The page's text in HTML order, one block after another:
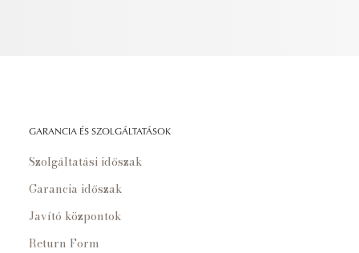
GARANCIA ÉS SZOLGÁLTATÁSOK
Szolgáltatási időszak
Garancia időszak
Javító központok
Return Form